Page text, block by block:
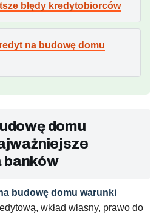
błędy kredytobiorców
na budowę domu
domu
banków
budowę domu warunki
wkład własny, prawo do